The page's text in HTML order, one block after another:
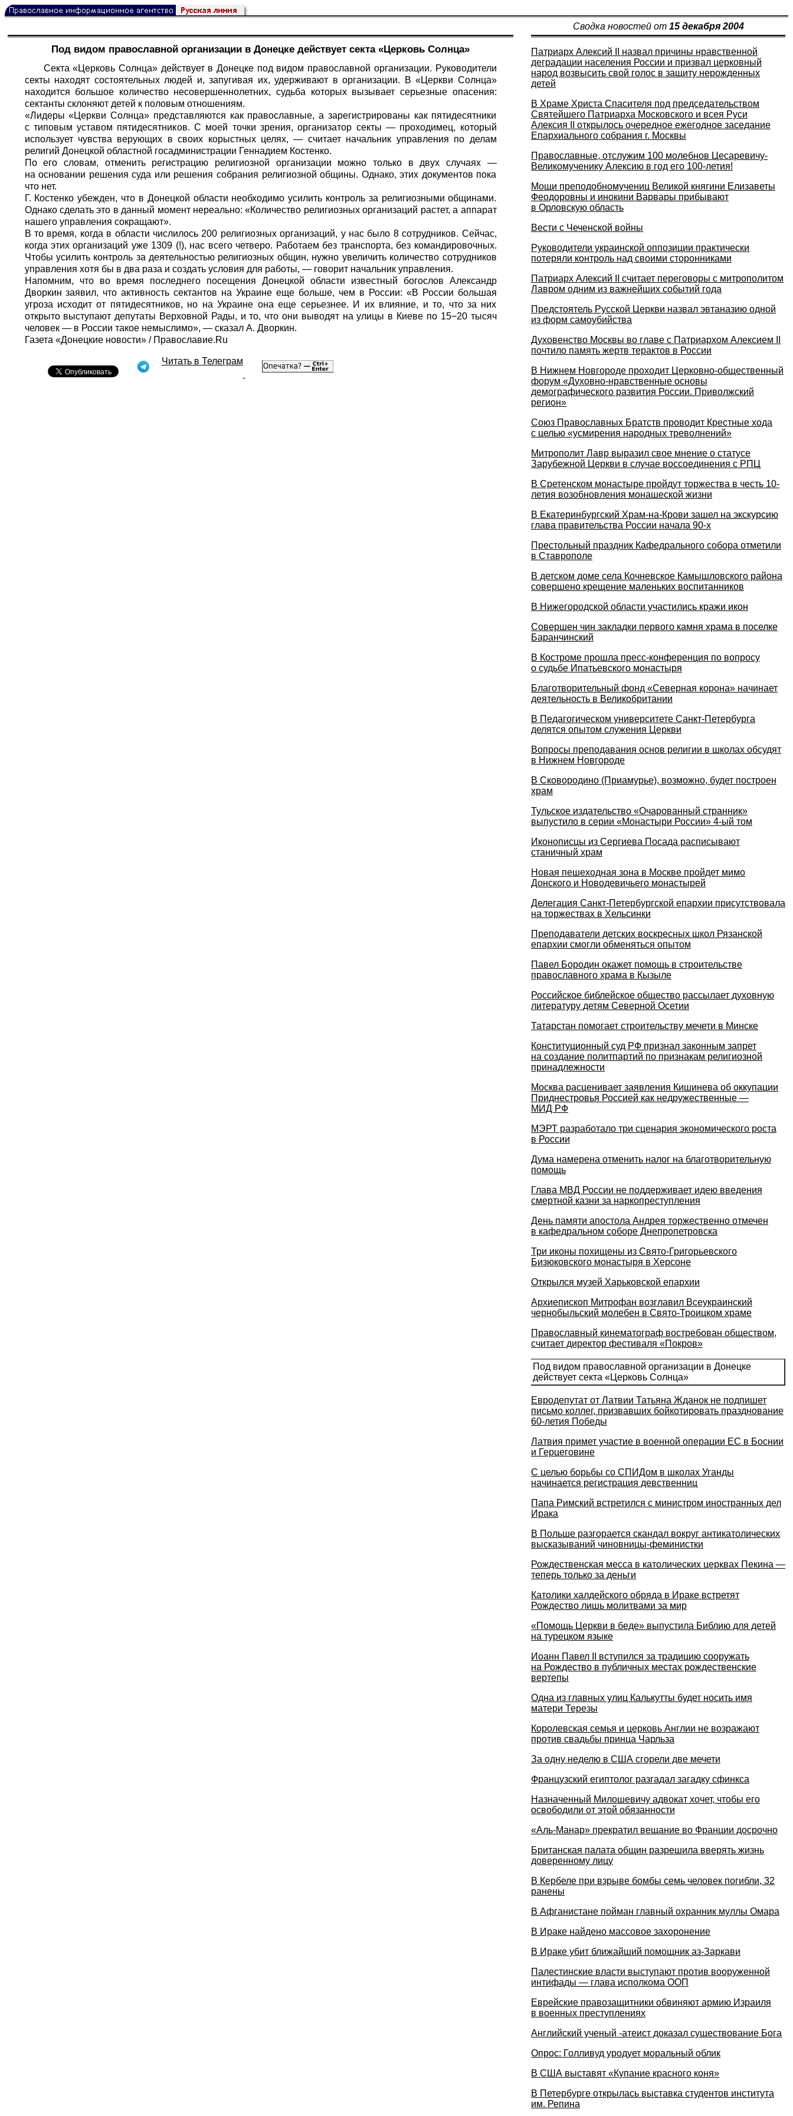
Сводка новостей от 15 декабря 2004
Под видом православной организации в Донецке действует секта «Церковь Солнца»
Секта «Церковь Солнца» действует в Донецке под видом православной организации. Руководители
секты находят состоятельных людей и, запугивая их, удерживают в организации. В «Церкви Солнца»
находится большое количество несовершеннолетних, судьба которых вызывает серьезные опасения:
сектанты склоняют детей к половым отношениям.
«Лидеры «Церкви Солнца» представляются как православные, а зарегистрированы как пятидесятники
с типовым уставом пятидесятников. С моей точки зрения, организатор секты — проходимец, который
использует чувства верующих в своих корыстных целях, — считает начальник управления по делам
религий Донецкой областной госадминистрации Геннадием Костенко.
По его словам, отменить регистрацию религиозной организации можно только в двух случаях —
на основании решения суда или решения собрания религиозной общины. Однако, этих документов пока
что нет.
Г. Костенко убежден, что в Донецкой области необходимо усилить контроль за религиозными общинами.
Однако сделать это в данный момент нереально: «Количество религиозных организаций растет, а аппарат
нашего управления сокращают».
В то время, когда в области числилось 200 религиозных организаций, у нас было 8 сотрудников. Сейчас,
когда этих организаций уже 1309 (!), нас всего четверо. Работаем без транспорта, без командировочных.
Чтобы усилить контроль за деятельностью религиозных общин, нужно увеличить количество сотрудников
управления хотя бы в два раза и создать условия для работы, — говорит начальник управления.
Напомним, что во время последнего посещения Донецкой области известный богослов Александр
Дворкин заявил, что активность сектантов на Украине еще больше, чем в России: «В России большая
угроза исходит от пятидесятников, но на Украине она еще серьезнее. И их влияние, и то, что за них
открыто выступают депутаты Верховной Рады, и то, что они выводят на улицы в Киеве по 15−20 тысяч
человек — в России такое немыслимо», — сказал А. Дворкин.
Газета «Донецкие новости» / Православие.Ru
Читать в Телеграм
Патриарх Алексий II назвал причины нравственной
деградации населения России и призвал церковный
народ возвысить свой голос в защиту нерожденных
детей
В Храме Христа Спасителя под председательством
Святейшего Патриарха Московского и всея Руси
Алексия II открылось очередное ежегодное заседание
Епархиального собрания г. Москвы
Православные, отслужим 100 молебнов Цесаревичу-
Великомученику Алексию в год его 100-летия!
Мощи преподобномучениц Великой княгини Елизаветы
Феодоровны и инокини Варвары прибывают
в Орловскую область
Вести с Чеченской войны
Руководители украинской оппозиции практически
потеряли контроль над своими сторонниками
Патриарх Алексий II считает переговоры с митрополитом
Лавром одним из важнейших событий года
Предстоятель Русской Церкви назвал эвтаназию одной
из форм самоубийства
Духовенство Москвы во главе с Патриархом Алексием II
почтило память жертв терактов в России
В Нижнем Новгороде проходит Церковно-общественный
форум «Духовно-нравственные основы
демографического развития России. Приволжский
регион»
Союз Православных Братств проводит Крестные хода
с целью «усмирения народных треволнений»
Митрополит Лавр выразил свое мнение о статусе
Зарубежной Церкви в случае воссоединения с РПЦ
В Сретенском монастыре пройдут торжества в честь 10-
летия возобновления монашеской жизни
В Екатеринбургский Храм-на-Крови зашел на экскурсию
глава правительства России начала 90-х
Престольный праздник Кафедрального собора отметили
в Ставрополе
В детском доме села Кочневское Камышловского района
совершено крещение маленьких воспитанников
В Нижегородской области участились кражи икон
Совершен чин закладки первого камня храма в поселке
Баранчинский
В Костроме прошла пресс-конференция по вопросу
о судьбе Ипатьевского монастыря
Благотворительный фонд «Северная корона» начинает
деятельность в Великобритании
В Педагогическом университете Cанкт-Петербурга
делятся опытом служения Церкви
Вопросы преподавания основ религии в школах обсудят
в Нижнем Новгороде
В Сковородино (Приамурье), возможно, будет построен
храм
Тульское издательство «Очарованный странник»
выпустило в серии «Монастыри России» 4-ый том
Иконописцы из Сергиева Посада расписывают
станичный храм
Новая пешеходная зона в Москве пройдет мимо
Донского и Новодевичьего монастырей
Делегация Санкт-Петербургской епархии присутствовала
на торжествах в Хельсинки
Преподаватели детских воскресных школ Рязанской
епархии смогли обменяться опытом
Павел Бородин окажет помощь в строительстве
православного храма в Кызыле
Российское библейское общество рассылает духовную
литературу детям Северной Осетии
Татарстан помогает строительству мечети в Минске
Конституционный суд РФ признал законным запрет
на создание политпартий по признакам религиозной
принадлежности
Москва расценивает заявления Кишинева об оккупации
Приднестровья Россией как недружественные —
МИД РФ
МЭРТ разработало три сценария экономического роста
в России
Дума намерена отменить налог на благотворительную
помощь
Глава МВД России не поддерживает идею введения
смертной казни за наркопреступления
День памяти апостола Андрея торжественно отмечен
в кафедральном соборе Днепропетровска
Три иконы похищены из Свято-Григорьевского
Бизюковского монастыря в Херсоне
Открылся музей Харьковской епархии
Архиепископ Митрофан возглавил Всеукраинский
чернобыльский молебен в Свято-Троицком храме
Православный кинематограф востребован обществом,
считает директор фестиваля «Покров»
Под видом православной организации в Донецке
действует секта «Церковь Солнца»
Евродепутат от Латвии Татьяна Жданок не подпишет
письмо коллег, призвавших бойкотировать празднование
60-летия Победы
Латвия примет участие в военной операции ЕС в Боснии
и Герцеговине
С целью борьбы со СПИДом в школах Уганды
начинается регистрация девственниц
Папа Римский встретился с министром иностранных дел
Ирака
В Польше разгорается скандал вокруг антикатолических
высказываний чиновницы-феминистки
Рождественская месса в католических церквах Пекина —
теперь только за деньги
Католики халдейского обряда в Ираке встретят
Рождество лишь молитвами за мир
«Помощь Церкви в беде» выпустила Библию для детей
на турецком языке
Иоанн Павел II вступился за традицию сооружать
на Рождество в публичных местах рождественские
вертепы
Одна из главных улиц Калькутты будет носить имя
матери Терезы
Королевская семья и церковь Англии не возражают
против свадьбы принца Чарльза
За одну неделю в США сгорели две мечети
Французский египтолог разгадал загадку сфинкса
Назначенный Милошевичу адвокат хочет, чтобы его
освободили от этой обязанности
«Аль-Манар» прекратил вещание во Франции досрочно
Британская палата общин разрешила вверять жизнь
доверенному лицу
В Кербеле при взрыве бомбы семь человек погибли, 32
ранены
В Афганистане пойман главный охранник муллы Омара
В Ираке найдено массовое захоронение
В Ираке убит ближайший помощник аз-Заркави
Палестинские власти выступают против вооруженной
интифады — глава исполкома ООП
Еврейские правозащитники обвиняют армию Израиля
в военных преступлениях
Английский ученый -атеист доказал существование Бога
Опрос: Голливуд уродует моральный облик
В США выставят «Купание красного коня»
В Петербурге открылась выставка студентов института
им. Репина